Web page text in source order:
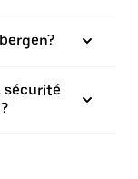
sécurité